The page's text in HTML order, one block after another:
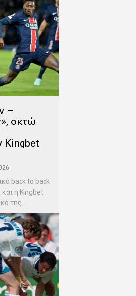
–
οκτώ
Kingbet
back to back
και η Kingbet
της...